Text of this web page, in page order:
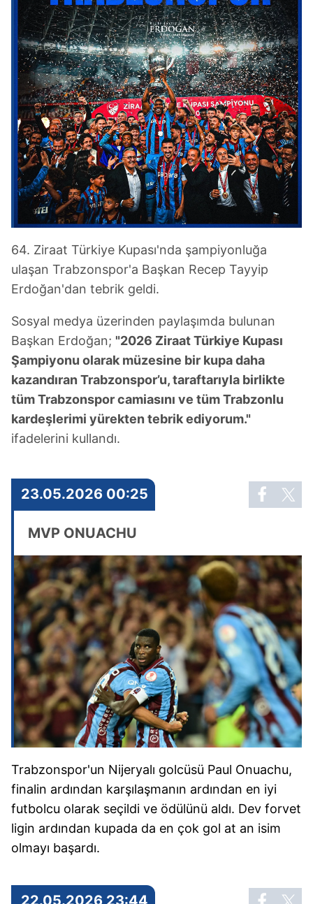
64. Ziraat Türkiye Kupası'nda şampiyonluğa
ulaşan Trabzonspor'a Başkan Recep Tayyip
Erdoğan'dan tebrik geldi.
Sosyal medya üzerinden paylaşımda bulunan
Başkan Erdoğan; "2026 Ziraat Türkiye Kupası
Şampiyonu olarak müzesine bir kupa daha
kazandıran Trabzonspor’u, taraftarıyla birlikte
tüm Trabzonspor camiasını ve tüm Trabzonlu
kardeşlerimi yürekten tebrik ediyorum."
ifadelerini kullandı.
23.05.2026 00:25
MVP ONUACHU
Trabzonspor'un Nijeryalı golcüsü Paul Onuachu,
finalin ardından karşılaşmanın ardından en iyi
futbolcu olarak seçildi ve ödülünü aldı. Dev forvet
ligin ardından kupada da en çok gol at an isim
olmayı başardı.